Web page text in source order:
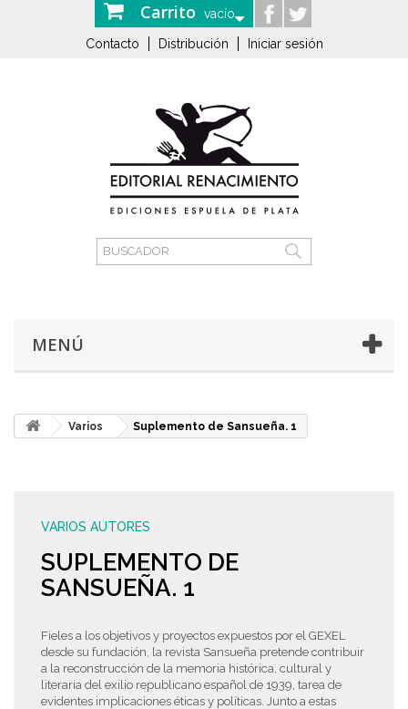
Carrito vacío
Contacto Distribución Iniciar sesión
MENÚ
Varios Suplemento de Sansueña. 1
VARIOS AUTORES
SUPLEMENTO DE
SANSUEÑA. 1
Fieles a los objetivos y proyectos expuestos por el GEXEL
desde su fundación, la revista Sansueña pretende contribuir
a la reconstrucción de la memoria histórica, cultural y
literaria del exilio republicano español de 1939, tarea de
evidentes implicaciones éticas y políticas. Junto a estas